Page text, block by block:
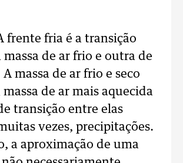
frente fria é a transição
de ar frio e outra de
massa de ar frio e seco
de ar mais aquecida
transição entre elas
vezes, precipitações.
a aproximação de uma